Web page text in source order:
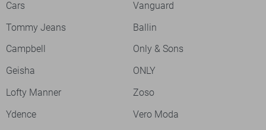
Cars
Vanguard
Tommy Jeans
Ballin
Campbell
Only & Sons
Geisha
ONLY
Lofty Manner
Zoso
Ydence
Vero Moda